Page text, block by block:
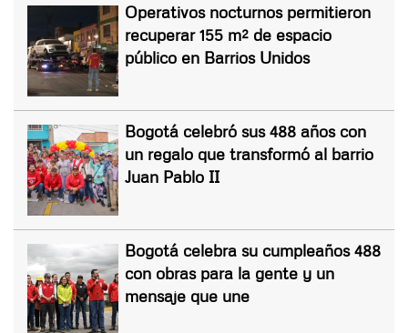
Operativos nocturnos permitieron
recuperar 155 m² de espacio
público en Barrios Unidos
Bogotá celebró sus 488 años con
un regalo que transformó al barrio
Juan Pablo II
Bogotá celebra su cumpleaños 488
con obras para la gente y un
mensaje que une